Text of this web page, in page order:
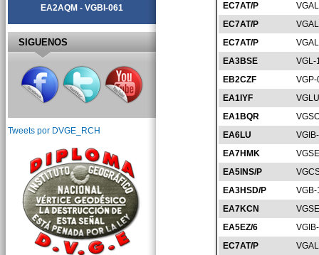
EC7AT/P
EC7AT/P
EC7AT/P
EA3BSE
VGL-
EB2CZF
EA1IYF
EA1BQR
EA6LU
EA7HMK
EA5INS/P
EA3HSD/P
EA7KCN
EA5EZ/6
EC7AT/P
EA2AQM - VGBI-061
SIGUENOS
Tweets por DVGE_RCH